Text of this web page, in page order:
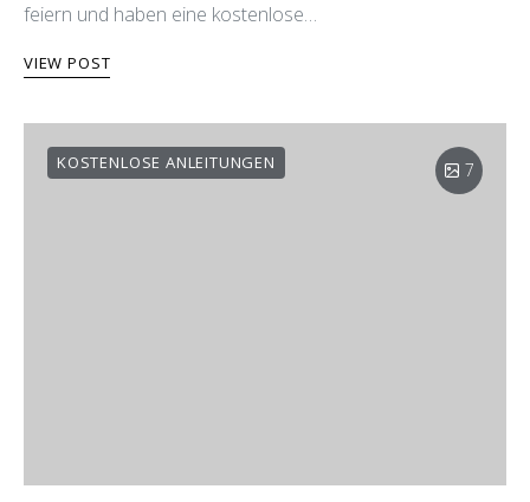
feiern und haben eine kostenlose…
VIEW POST
KOSTENLOSE ANLEITUNGEN 7